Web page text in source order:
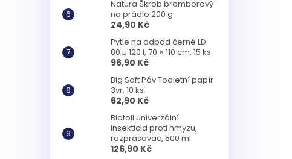
Natura Škrob bramborový
na prádlo 200 g
24,90 Kč
Pytle na odpad černé LD
80 µ 120 l, 70 × 110 cm, 15 ks
96,90 Kč
Big Soft Páv Toaletní papír
3vr, 10 ks
62,90 Kč
Biotoll univerzální
insekticid proti hmyzu,
rozprašovač, 500 ml
126,90 Kč